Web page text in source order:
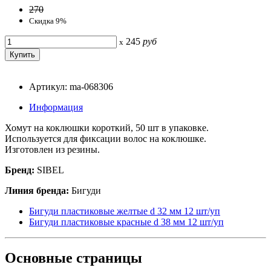
270
Скидка 9%
x 245 руб
Артикул: ma-068306
Информация
Хомут на коклюшки короткий, 50 шт в упаковке.
Используется для фиксации волос на коклюшке.
Изготовлен из резины.
Бренд: SIBEL
Линия бренда: Бигуди
Бигуди пластиковые желтые d 32 мм 12 шт/уп
Бигуди пластиковые красные d 38 мм 12 шт/уп
Основные страницы